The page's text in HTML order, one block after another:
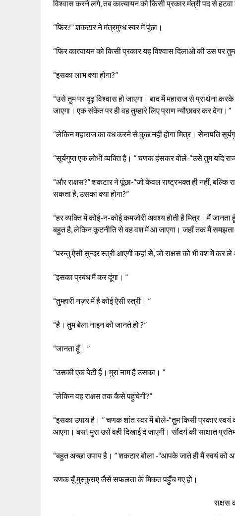
विश्वास करने लगे, तब कात्यायन को किसी प्रकार मंत्री पद से हटवा
“फिर?” शकटार ने मंत्रमुग्ध स्वर में पूंछा।
“फिर कात्यायन को किसी प्रकार यह विश्वास दिलाओ की उस पर
“इसका लाभ क्या होगा?”
“उसे तुम पर दृढ़ विश्वास हो जाएगा। बाद में महाराज से प्रार्थना
जाएगा। एक संकेत पर ही वह तुम्हारे लिए प्राण न्यौछावर कर देगा।”
“लेकिन महाराज का वध करने से कुछ नहीं होगा मित्र। सेनापति
“सूर्यगुप्त एक लोभी व्यक्ति है। ” चणक हंसकर बोले-“उसे तुम यदि
“और राक्षस?” शकटार ने पूंछा-“जो केवल राष्ट्रभक्त ही नहीं,
सकता है, उसका क्या होगा?”
“हर व्यक्ति में कोई-न-कोई कमजोरी अवश्य होती है मित्र। मैं
बहुत है, लेकिन कूटनीति से वह वश में आ जाएगा। जहाँ तक मैं
“परन्तु ऐसी सुन्दर स्त्री आएगी कहां से, जो राक्षस को भी वश में कर
“इसका प्रबंध मैं कर दूंगा। ”
“तुम्हारी नज़र में है कोई ऐसी स्त्री। ”
“है। तुम बेला नाइन को जानते हो ?”
“जानता हूँ। ”
“उसकी एक बेटी है। मुरा नाम है उसका। ”
“लेकिन वह राक्षस तक कैसे पहुंचेगी?”
“इसका उपाय है। ” चणक शांत स्वर में बोले-“तुम किसी प्रकार स्वयं
आएगा। बस! मुरा उसे वही दिखाई दे जाएगी। सौंदर्य की साक्षात
“बहुत अच्छा उपाय है। ” शकटार बोला -“आपके जाते ही मैं स्वयं को
चणक यूँ मुस्कुराए जैसे सफलता के मिकत पहुँच गए हो।